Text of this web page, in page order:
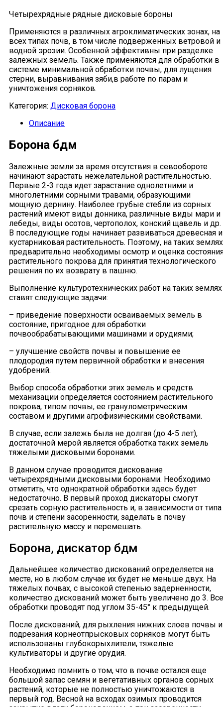
Четырехрядные рядные дисковые бороны
Применяются в различных агроклиматических зонах, на
всех типах почв, в том числе подверженных ветровой и
водной эрозии. Особенной эффективны при разделке
залежных земель. Также применяются для обработки в
системе минимальной обработки почвы, для лущения
стерни, выравнивания зяби,в работе по парам и
уничтожения сорняков.
Категория: Дисковая борона
Описание
Борона бдм
Залежные земли за время отсутствия в севообороте
начинают зарастать нежелательной растительностью.
Первые 2-3 года идет зарастание однолетними и
многолетними сорными травами, образующими
мощную дернину. Наиболее грубые стебли из сорных
растений имеют виды донника, различные виды мари и
лебеды, виды осотов, чертополох, конский щавель и др.
В последующие годы начинает развиваться древесная и
кустарниковая растительность. Поэтому, на таких землях
предварительно необходимы осмотр и оценка
растительного покрова для принятия технологического
решения по их возврату в пашню.
Выполнение культуротехнических работ на таких землях
ставят следующие задачи:
– приведение поверхности осваиваемых земель в
состояние, пригодное для обработки
почвообрабатывающими машинами и орудиями;
– улучшение свойств почвы и повышение ее
плодородия путем первичной обработки и внесения
удобрений.
Выбор способа обработки этих земель и средств
механизации определяется состоянием растительного
покрова, типом почвы, ее гранулометрическим
составом и другими агрофизическими свойствами.
В случае, если залежь была не долгая (до 4-5 лет),
достаточной мерой является обработка таких земель
тяжелыми дисковыми боронами.
В данном случае проводится дискование
четырехрядными дисковыми боронами. Необходимо
отметить, что однократной обработки здесь будет
недостаточно. В первый проход дискаторы смогут
срезать сорную растительность и, в зависимости от типа
почв и степени засоренности, заделать в почву
растительную массу и перемешать.
Борона, дискатор бдм
Дальнейшее количество дискований определяется на
месте, но в любом случае их будет не меньше двух. На
тяжелых почвах, с высокой степенью задерненности,
количество дискований может быть увеличено до 3. Все
обработки проводят под углом 35-45° к предыдущей.
После дискований, для рыхления нижних слоев почвы и
подрезания корнеотпрысковых сорняков могут быть
использованы глубокорыхлители, тяжелые
культиваторы и другие орудия.
Необходимо помнить о том, что в почве остался еще
большой запас семян и вегетативных органов сорных
растений, которые не полностью уничтожаются в
первый год. Весной на всходах озимых проводится